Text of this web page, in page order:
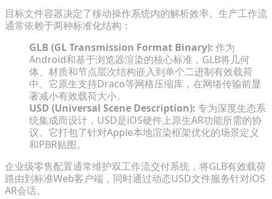
目标文件容器决定了移动操作系统内的解析效率。生产工作流
通常依赖于两种标准化结构：
GLB (GL Transmission Format Binary): 作为
Android和基于浏览器渲染的核心标准，GLB将几何
体、材质和节点层次结构嵌入到单个二进制有效载荷
中。它原生支持Draco等网格压缩库，在网络传输前显
著减小有效载荷大小。
USD (Universal Scene Description): 专为深度生态系
统集成而设计，USD是iOS硬件上原生AR功能所需的协
议。它打包了针对Apple本地渲染框架优化的场景定义
和PBR贴图。
企业级零售配置通常维护双工作流交付系统，将GLB有效载荷
路由到标准Web客户端，同时通过动态USD文件服务针对iOS
AR会话。